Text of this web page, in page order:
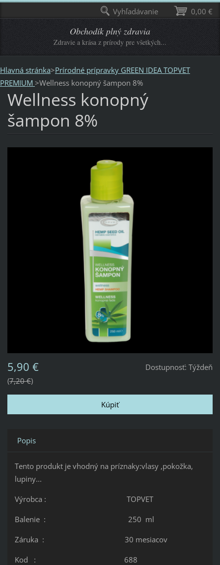
Obchodík plný zdravia
Zdravie a krása z prírody pre všetkých...
Hlavná stránka>Prírodné prípravky GREEN IDEA TOPVET
PREMIUM >Wellness konopný šampon 8%
Wellness konopný
šampon 8%
Dostupnosť: Týždeň
5,90 €
7,20 €
Popis
Tento produkt je vhodný na príznaky:vlasy ,pokožka,
lupiny...
Výrobca : TOPVET
Balenie : 250 ml
Záruka : 30 mesiacov
Kod : 688
0,00 €
Vyhľadávanie